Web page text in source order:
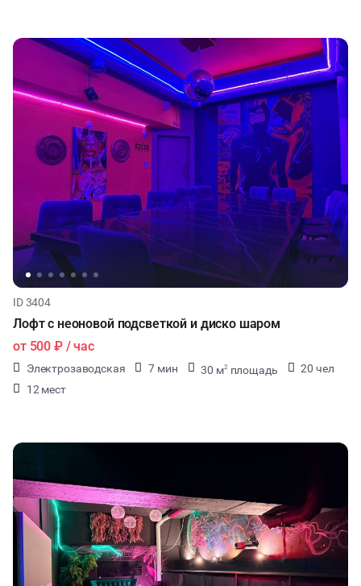
ID 3404
Лофт с неоновой подсветкой и диско шаром
от 500 ₽/ час
Электрозаводская 7 мин 30 м2 площадь
20 чел
12 мест